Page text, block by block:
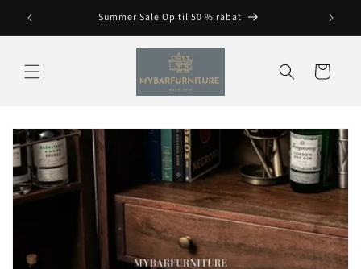
til
Summer Sale Op til 50 % rabat
Vogn